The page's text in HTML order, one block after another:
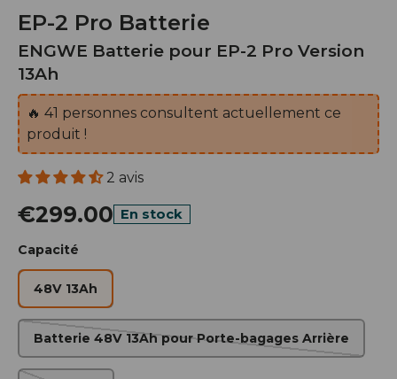
EP-2 Pro Batterie
ENGWE Batterie pour EP-2 Pro Version
13Ah
🔥 41 personnes consultent actuellement ce
produit !
2 avis
€299.00 En stock
Capacité
48V 13Ah
Batterie 48V 13Ah pour Porte-bagages Arrière